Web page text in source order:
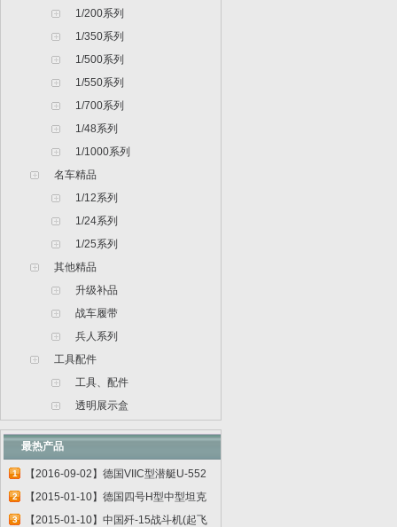
1/200系列
1/350系列
1/500系列
1/550系列
1/700系列
1/48系列
1/1000系列
名车精品
1/12系列
1/24系列
1/25系列
其他精品
升级补品
战车履带
兵人系列
工具配件
工具、配件
透明展示盒
最热产品
1
【2016-09-02】德国VIIC型潜艇U-552
06801
2
【2015-01-10】德国四号H型中型坦克
00920
3
【2015-01-10】中国歼-15战斗机(起飞